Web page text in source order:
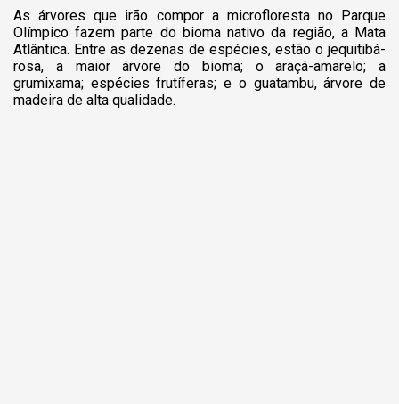
As árvores que irão compor a microfloresta no Parque
Olímpico fazem parte do bioma nativo da região, a Mata
Atlântica. Entre as dezenas de espécies, estão o jequitibá-
rosa, a maior árvore do bioma; o araçá-amarelo; a
grumixama; espécies frutíferas; e o guatambu, árvore de
madeira de alta qualidade.